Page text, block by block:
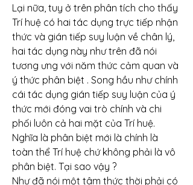
Lại nữa, tuy ở trên phân tích cho thấy
Trí huệ có hai tác dụng trực tiếp nhận
thức và gián tiếp suy luận về chân lý,
hai tác dụng này như trên đã nói
tương ưng với năm thức cảm quan và
ý thức phân biệt . Song hầu như chính
cái tác dụng gián tiếp suy luận của ý
thức mới đóng vai trò chính và chi
phối luôn cả hai mặt của Trí huệ.
Nghĩa là phân biệt mới là chính là
toàn thể Trí huệ chứ không phải là vô
phân biệt. Tại sao vậy ?
Như đã nói một tâm thức thời phải có